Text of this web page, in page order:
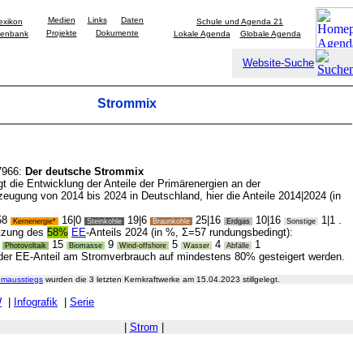
Medien Links
Daten
Projekte
Dokumente
Schule und Agenda 21
Lokale Agenda
Globale Agenda
Website-Suche
Strommix
Der deutsche Strommix
die Entwicklung der Anteile der Primärenergien an der
von 2014 bis 2024 in Deutschland, hier die Anteile 2014|2024 (in
Kernenergie* 16|0 Steinkohle 19|6 Braunkohle 25|16 Erdgas 10|16 Sonstige
1|1 .
des 58% EE-Anteils 2024 (in %, Σ=57 rundungsbedingt):
Photovoltaik 15 Biomasse 9 Wind-offshore 5 Wasser 4 Abfälle
1
EE-Anteil am Stromverbrauch auf mindestens 80% gesteigert werden.
wurden die 3 letzten Kernkraftwerke am 15.04.2023 stillgelegt.
Infografik Serie
Strom